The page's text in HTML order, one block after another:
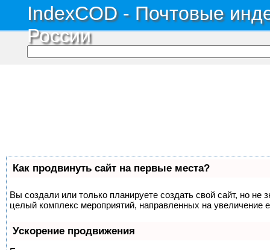
IndexCOD - Почтовые
России
Как продвинуть сайт на первые места?
Вы создали или только планируете создать свой сайт, но не
целый комплекс мероприятий, направленных на увеличение
Ускорение продвижения